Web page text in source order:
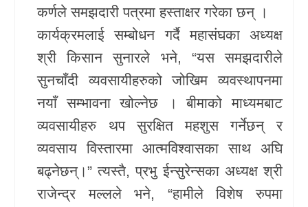
कर्णले समझदारी पत्रमा हस्ताक्षर गरेका छन् ।
कार्यक्रमलाई सम्बोधन गर्दै महासंघका अध्यक्ष
श्री किसान सुनारले भने, “यस समझदारीले
सुनचाँदी व्यवसायीहरुको जोखिम व्यवस्थापनमा
नयाँ सम्भावना खोल्नेछ । बीमाको माध्यमबाट
व्यवसायीहरु थप सुरक्षित महशुस गर्नेछन् र
व्यवसाय विस्तारमा आत्मविश्वासका साथ अघि
बढ्नेछन्।” त्यस्तै, प्रभु ईन्सुरेन्सका अध्यक्ष श्री
राजेन्द्र मल्लले भने, “हामीले विशेष रुपमा